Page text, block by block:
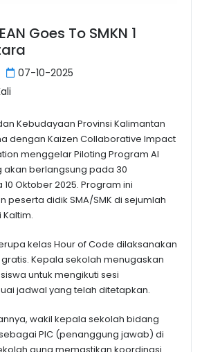
Goes To SMKN 1
07-10-2025
Kebudayaan Provinsi Kalimantan
dengan Kaizen Collaborative Impact
menggelar Piloting Program AI
akan berlangsung pada 30
Oktober 2025. Program ini
peserta didik SMA/SMK di sejumlah
kelas Hour of Code dilaksanakan
Kepala sekolah menugaskan
untuk mengikuti sesi
jadwal yang telah ditetapkan.
wakil kepala sekolah bidang
PIC (penanggung jawab) di